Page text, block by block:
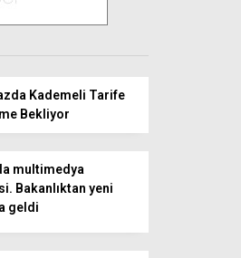
Kademeli Tarife
Bekliyor
multimedya
Bakanlıktan yeni
geldi